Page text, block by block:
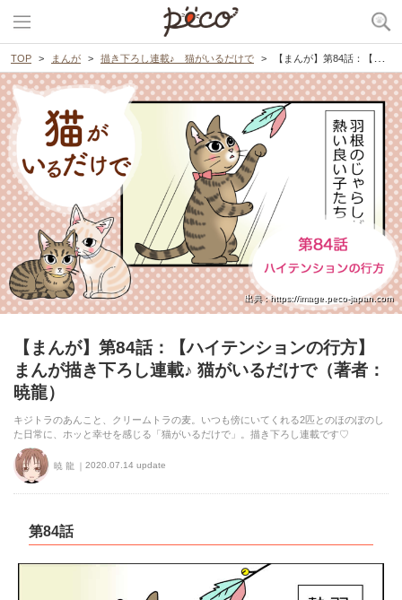
TOP まんが 描き下ろし連載♪ 猫がいるだけで 【まんが】第84話：【ハイテンションの行方】まんが描き下ろし連載♪ 猫がいるだけで（著者：暁龍）
出典 : https://image.peco-japan.com
【まんが】第84話：【ハイテンションの行方】
まんが描き下ろし連載♪ 猫がいるだけで（著者：
暁龍）
キジトラのあんこと、クリームトラの麦。いつも傍にいてくれる2匹とのほのぼのし
た日常に、ホッと幸せを感じる「猫がいるだけで」。描き下ろし連載です♡
暁 龍 2020.07.14 update
第84話